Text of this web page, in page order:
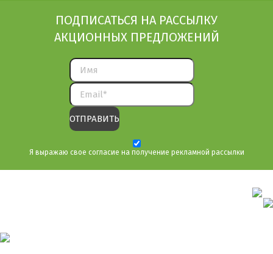
ПОДПИСАТЬСЯ НА РАССЫЛКУ
АКЦИОННЫХ ПРЕДЛОЖЕНИЙ
Я выражаю свое согласие на получение рекламной рассылки